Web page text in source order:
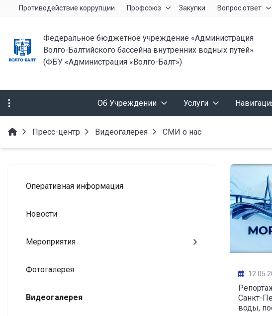
Противодействие коррупции Профсоюз Закупки Вопрос ответ
Федеральное бюджетное учреждение «Администрация
Волго-Балтийского бассейна внутренних водных путей»
(ФБУ «Администрация «Волго-Балт»)
Об Учреждении Услуги
Пресс-центр Видеогалерея СМИ о нас
Оперативная информация
Новости
Мероприятия
Фотогалерея
Видеогалерея
Санкт-
воды,